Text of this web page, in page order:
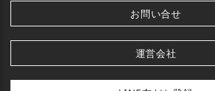
お問い合せ
運営会社